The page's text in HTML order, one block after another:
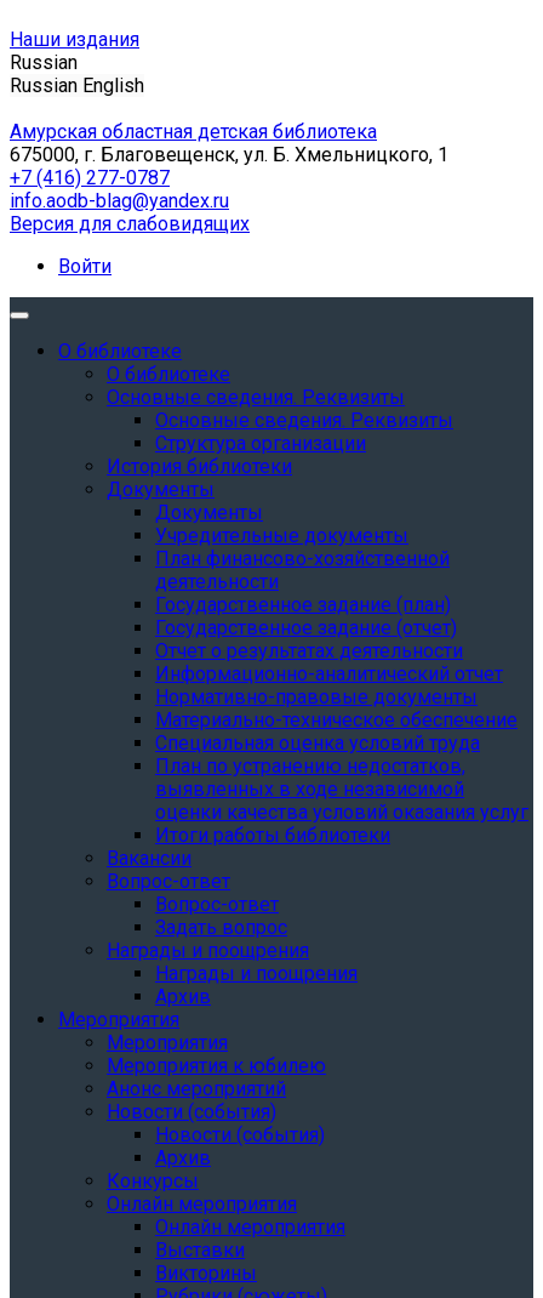
Наши издания
Russian
Russian English
Амурская областная детская библиотека
675000, г. Благовещенск, ул. Б. Хмельницкого, 1
+7 (416) 277-0787
info.aodb-blag@yandex.ru
Версия для слабовидящих
Войти
О библиотеке
О библиотеке
Основные сведения. Реквизиты
Основные сведения. Реквизиты
Структура организации
История библиотеки
Документы
Документы
Учредительные документы
План финансово-хозяйственной
деятельности
Государственное задание (план)
Государственное задание (отчет)
Отчет о результатах деятельности
Информационно-аналитический отчет
Нормативно-правовые документы
Материально-техническое обеспечение
Специальная оценка условий труда
План по устранению недостатков,
выявленных в ходе независимой
оценки качества условий оказания услуг
Итоги работы библиотеки
Вакансии
Вопрос-ответ
Вопрос-ответ
Задать вопрос
Награды и поощрения
Награды и поощрения
Архив
Мероприятия
Мероприятия
Мероприятия к юбилею
Анонс мероприятий
Новости (события)
Новости (события)
Архив
Конкурсы
Онлайн мероприятия
Онлайн мероприятия
Выставки
Викторины